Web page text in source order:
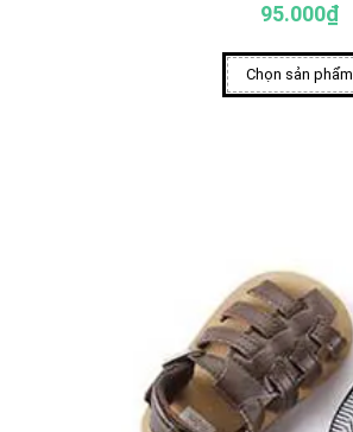
95.000₫
Chọn sản phẩm